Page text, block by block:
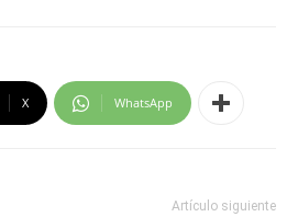
X WhatsApp
Artículo siguiente